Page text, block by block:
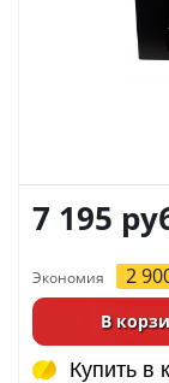
7 195
Экономия 2
В
Купить в
Купить в